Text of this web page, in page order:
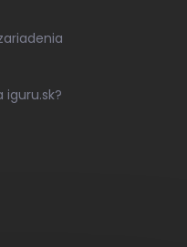
iguru.sk?